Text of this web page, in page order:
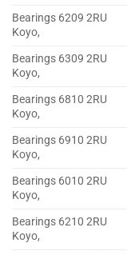
Bearings 6209 2RU
Koyo,
Bearings 6309 2RU
Koyo,
Bearings 6810 2RU
Koyo,
Bearings 6910 2RU
Koyo,
Bearings 6010 2RU
Koyo,
Bearings 6210 2RU
Koyo,